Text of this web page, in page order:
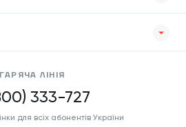
ГАРЯЧА ЛІНІЯ
333-727
для всіх абонентів України